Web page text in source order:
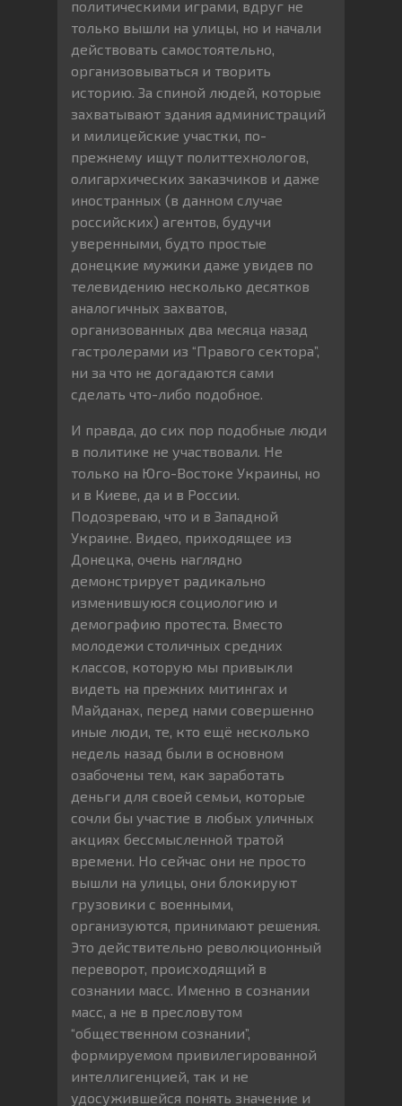
политическими играми, вдруг не
только вышли на улицы, но и начали
действовать самостоятельно,
организовываться и творить
историю. За спиной людей, которые
захватывают здания администраций
и милицейские участки, по-
прежнему ищут политтехнологов,
олигархических заказчиков и даже
иностранных (в данном случае
российских) агентов, будучи
уверенными, будто простые
донецкие мужики даже увидев по
телевидению несколько десятков
аналогичных захватов,
организованных два месяца назад
гастролерами из “Правого сектора”,
ни за что не догадаются сами
сделать что-либо подобное.
И правда, до сих пор подобные люди
в политике не участвовали. Не
только на Юго-Востоке Украины, но
и в Киеве, да и в России.
Подозреваю, что и в Западной
Украине. Видео, приходящее из
Донецка, очень наглядно
демонстрирует радикально
изменившуюся социологию и
демографию протеста. Вместо
молодежи столичных средних
классов, которую мы привыкли
видеть на прежних митингах и
Майданах, перед нами совершенно
иные люди, те, кто ещё несколько
недель назад были в основном
озабочены тем, как заработать
деньги для своей семьи, которые
сочли бы участие в любых уличных
акциях бессмысленной тратой
времени. Но сейчас они не просто
вышли на улицы, они блокируют
грузовики с военными,
организуются, принимают решения.
Это действительно революционный
переворот, происходящий в
сознании масс. Именно в сознании
масс, а не в пресловутом
“общественном сознании”,
формируемом привилегированной
интеллигенцией, так и не
удосужившейся понять значение и